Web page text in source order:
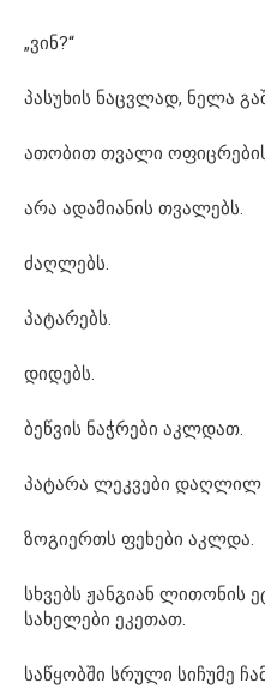
„ვინ?“
პასუხის ნაცვლად, ნელა
ათობით თვალი
არა ადამიანის თვალებს.
ძაღლებს.
პატარებს.
დიდებს.
ბეწვის ნაჭრები აკლდათ.
პატარა ლეკვები დაღლილ
ზოგიერთს ფეხები აკლდა.
სხვებს ჟანგიან ლითონის
სახელები ეკეთათ.
საწყობში სრული სიჩუმე